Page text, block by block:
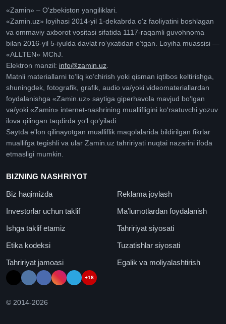
«Zamin» – O'zbekiston yangiliklari.
«Zamin.uz» loyihasi 2014-yil 1-dekabrda oʻz faoliyatini boshlagan
va ommaviy axborot vositasi sifatida 1117-raqamli guvohnoma
bilan 2016-yil 5-iyulda davlat roʻyxatidan oʻtgan. Loyiha muassisi —
«ALLTEN» MChJ.
Elektron manzil: info@zamin.uz.
Matnli materiallarni toʻliq koʻchirish yoki qisman iqtibos keltirishga,
shuningdek, fotografik, grafik, audio va/yoki videomateriallardan
foydalanishga «Zamin.uz» saytiga giperhavola mavjud boʻlgan
va/yoki «Zamin» internet-nashrining muallifligini koʻrsatuvchi yozuv
ilova qilingan taqdirda yoʻl qoʻyiladi.
Saytda e'lon qilinayotgan mualliflik maqolalarida bildirilgan fikrlar
muallifga tegishli va ular Zamin.uz tahririyati nuqtai nazarini ifoda
etmasligi mumkin.
BIZNING NASHRIYOT
Biz haqimizda
Reklama joylash
Investorlar uchun taklif
Maʼlumotlardan foydalanish
Ishga taklif etamiz
Tahririyat siyosati
Etika kodeksi
Tuzatishlar siyosati
Tahririyat jamoasi
Egalik va moliyalashtirish
+18
© 2014-2026